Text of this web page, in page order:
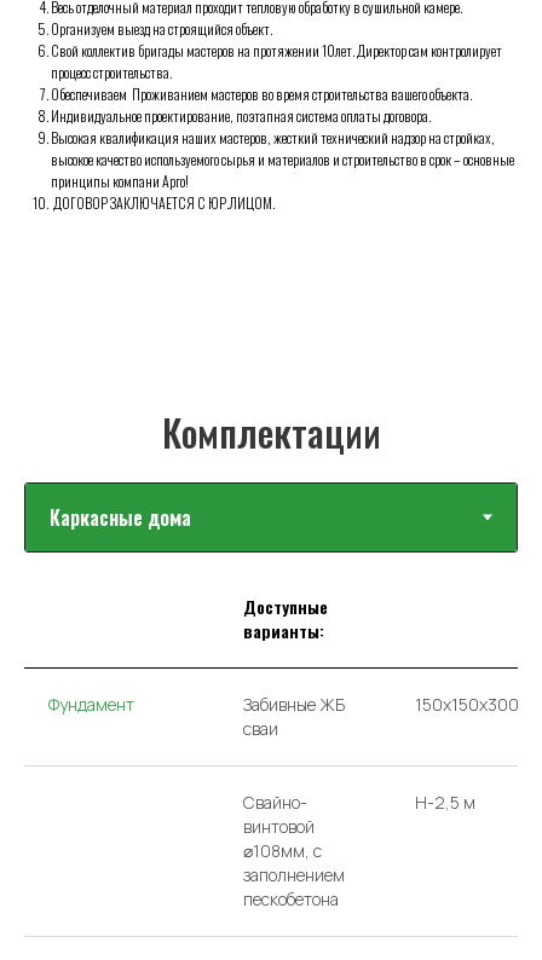
Весь отделочный материал проходит тепловую обработку в сушильной камере.
Организуем выезд на строящийся объект.
Свой коллектив бригады мастеров на протяжении 10лет. Директор сам контролирует
процесс строительства.
Обеспечиваем Проживанием мастеров во время строительства вашего объекта.
Индивидуальное проектирование, поэтапная система оплаты договора.
Высокая квалификация наших мастеров, жесткий технический надзор на стройках,
высокое качество используемого сырья и материалов и строительство в срок – основные
принципы компани Арго!
ДОГОВОР ЗАКЛЮЧАЕТСЯ С ЮР.ЛИЦОМ.
Доступные
варианты:
Фундамент
Забивные ЖБ
сваи
150х150х3000
Свайно-
винтовой
⌀108мм, с
заполнением
пескобетона
H-2,5 м